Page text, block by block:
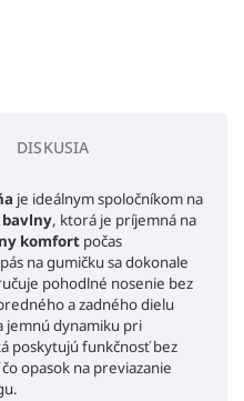
DISKUSIA
je ideálnym spoločníkom na
, ktorá je príjemná na
komfort počas
na gumičku sa dokonale
pohodlné nosenie bez
a zadného dielu
jemnú dynamiku pri
poskytujú funkčnosť bez
opasok na previazanie